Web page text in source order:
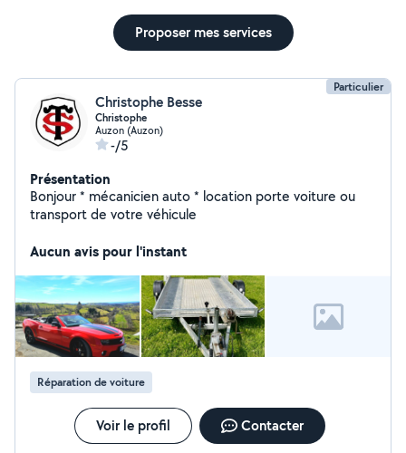
Proposer mes services
Particulier
Christophe Besse
Christophe
Auzon (Auzon)
-/5
Présentation
Bonjour * mécanicien auto * location porte voiture ou
transport de votre véhicule
Aucun avis pour l'instant
Réparation de voiture
Voir le profil Contacter